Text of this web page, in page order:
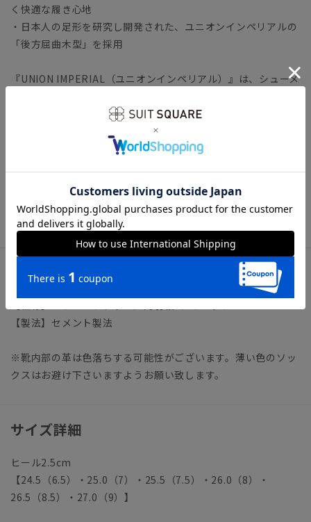
く快適な履き心地
・日本人の足形を研究し開発された、ユニオンインペリアルの
「後方屈曲木型」を採用
『UNION IMPERIAL（ユニオンインペリアル）』は、シューメ
本人の足型を研究した木型やハンドフィニッシュなどのテクニ
ックを駆使し、革靴業界の第一線で活躍しています。
ビジネス フレッシャーズ 新入社員 新社会人
アイテム詳細
【製法】セメント製法
※靴内部の革は色落ちする可能性がございます。薄い色のソッ
クスはお避け下さいますようお願い致します。
サイズ詳細
ヒール2.5cm
【24.5（6.5）・25.0（7）・25.5（7.5）・26.0（8）・
26.5（8.5）・27.0（9）】